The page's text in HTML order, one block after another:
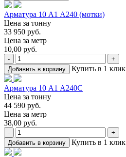
Арматура 10 А1 А240 (мотки)
Цена за тонну
33 950 руб.
Цена за метр
10,00 руб.
-
+
Добавить в корзину
Купить в 1 клик
Арматура 10 А1 А240С
Цена за тонну
44 590 руб.
Цена за метр
38,00 руб.
-
+
Добавить в корзину
Купить в 1 клик